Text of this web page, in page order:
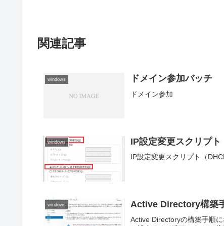
関連記事
windows ドメイン参加バッチ
ドメイン参加
windows IP設定変更スクリプト
IP設定変更スクリプト（
windows Active Directory構築
Active Directoryの構築手順